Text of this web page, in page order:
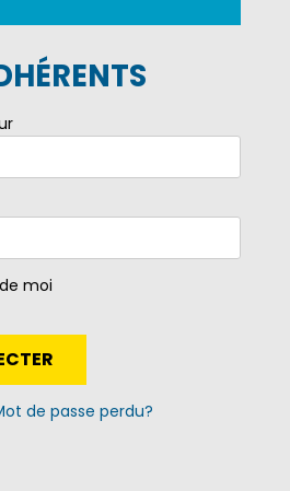
moi
de passe perdu?